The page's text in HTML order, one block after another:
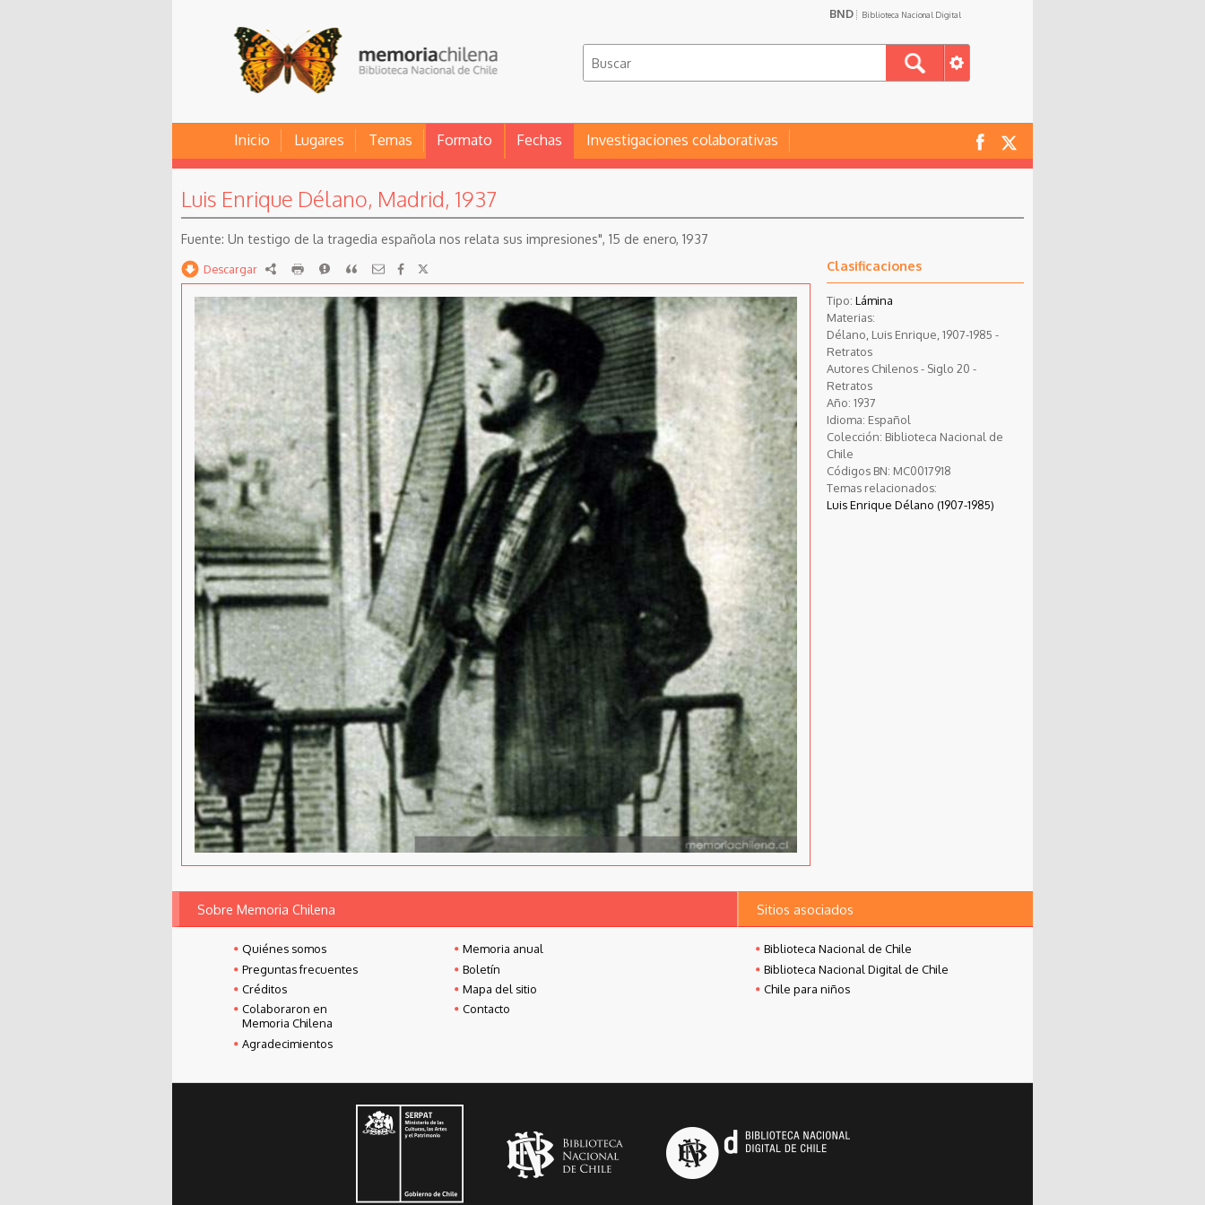
BND Biblioteca Nacional Digital
Inicio Lugares Temas Formato Fechas Investigaciones colaborativas
Luis Enrique Délano, Madrid, 1937
Un testigo de la tragedia española nos relata sus impresiones", 15 de enero, 1937
Descargar RDF imprimirReportarCitar Clasificaciones
Tipo: Lámina
Materias:
Délano, Luis Enrique, 1907-1985 -
Retratos
Autores Chilenos - Siglo 20 -
Retratos
Año: 1937
Idioma: Español
Colección: Biblioteca Nacional de
Chile
Códigos BN: MC0017918
Temas relacionados:
Luis Enrique Délano (1907-1985)
Sobre Memoria Chilena
Quiénes somos
Preguntas frecuentes
Créditos
Colaboraron en
Memoria Chilena
Agradecimientos
Memoria anual
Boletín
Mapa del sitio
Contacto
Sitios asociados
Biblioteca Nacional de Chile
Biblioteca Nacional Digital de Chile
Chile para niños